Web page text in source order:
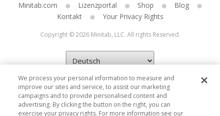
Minitab.com Lizenzportal Shop
Blog
Kontakt
Your Privacy Rights
Copyright © 2026 Minitab, LLC. All rights Reserved.
We process your personal information to measure and
improve our sites and service, to assist our marketing
campaigns and to provide personalised content and
advertising. By clicking the button on the right, you can
exercise your privacy rights. For more information see our